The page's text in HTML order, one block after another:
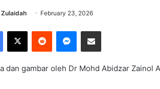
Zulaidah February 23, 2026
dan gambar oleh Dr Mohd Abidzar Zainol